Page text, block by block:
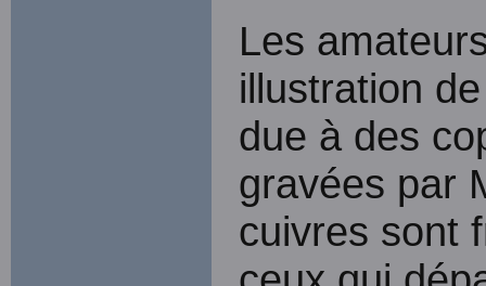
Les
illustration de
due à des
gravées par
cuivres sont